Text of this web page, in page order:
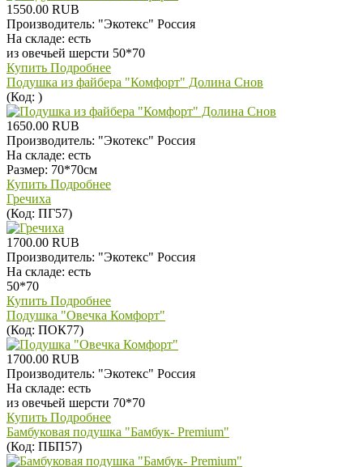
1550.00 RUB
Производитель: "Экотекс" Россия
На складе: есть
из овечьей шерсти 50*70
Купить Подробнее
Подушка из файбера "Комфорт" Долина Снов
(Код: )
1650.00 RUB
Производитель: "Экотекс" Россия
На складе: есть
Размер: 70*70см
Купить Подробнее
Гречиха
(Код: ПГ57)
1700.00 RUB
Производитель: "Экотекс" Россия
На складе: есть
50*70
Купить Подробнее
Подушка "Овечка Комфорт"
(Код: ПОК77)
1700.00 RUB
Производитель: "Экотекс" Россия
На складе: есть
из овечьей шерсти 70*70
Купить Подробнее
Бамбуковая подушка "Бамбук- Premium"
(Код: ПБП57)